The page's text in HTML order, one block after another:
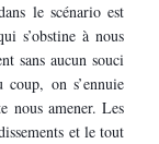
le scénario est
s’obstine à nous
sans aucun souci
on s’ennuie
nous amener. Les
et le tout